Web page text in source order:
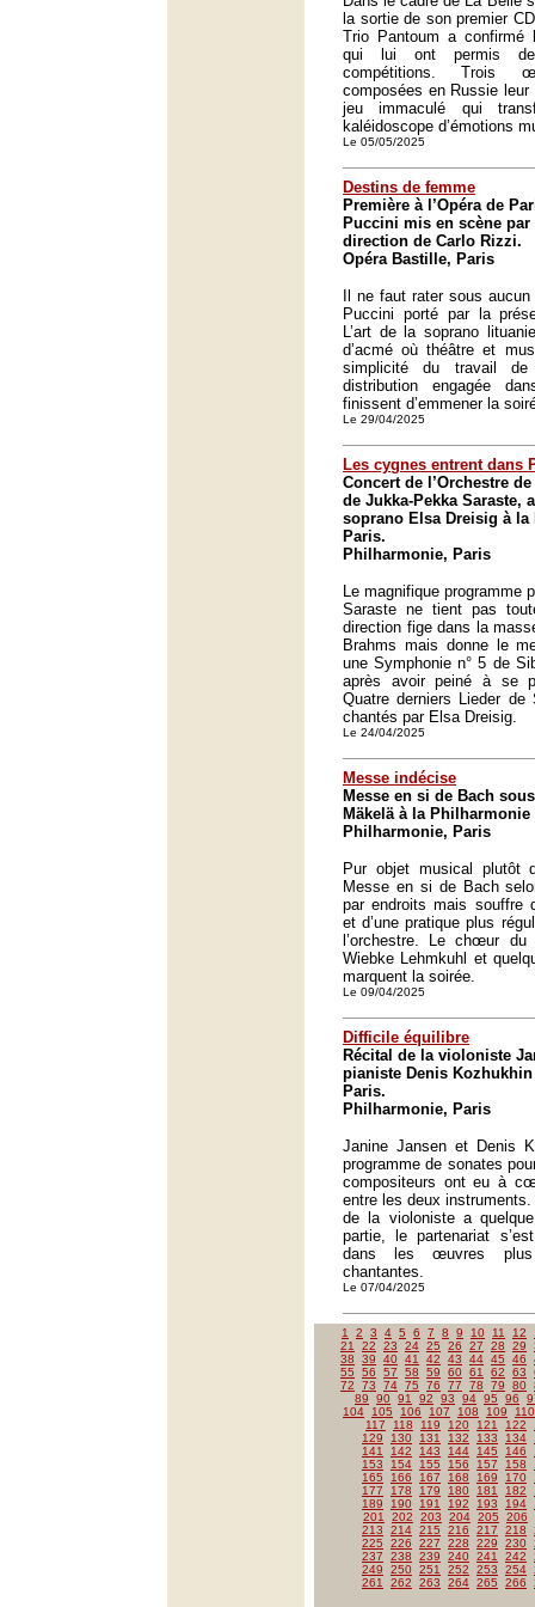
la sortie de son premier
Trio Pantoum a confirmé
qui lui ont permis de
compétitions. Trois
composées en Russie leur
jeu immaculé qui
kaléidoscope d’émotions
Le 05/05/2025
Destins de femme
Première à l’Opéra de
Puccini mis en scène
direction de Carlo Rizzi.
Opéra Bastille, Paris
Il ne faut rater sous
Puccini porté par la
L’art de la soprano
d’acmé où théâtre et
simplicité du travail
distribution engagée
finissent d’emmener la
Le 29/04/2025
Les cygnes entrent dans
Concert de l’Orchestre
de Jukka-Pekka Saraste,
soprano Elsa Dreisig à
Paris.
Philharmonie, Paris
Le magnifique programme
Saraste ne tient pas
direction fige dans la
Brahms mais donne le
une Symphonie n° 5 de
après avoir peiné à se
Quatre derniers Lieder de
chantés par Elsa Dreisig.
Le 24/04/2025
Messe indécise
Messe en si de Bach
Mäkelä à la Philharmonie
Philharmonie, Paris
Pur objet musical plutôt
Messe en si de Bach
par endroits mais souffre
et d’une pratique plus
l’orchestre. Le chœur du
Wiebke Lehmkuhl et
marquent la soirée.
Le 09/04/2025
Difficile équilibre
Récital de la violoniste
pianiste Denis
Paris.
Philharmonie, Paris
Janine Jansen et Denis
programme de sonates
compositeurs ont eu à
entre les deux
de la violoniste a
partie, le partenariat
dans les œuvres plus
chantantes.
Le 07/04/2025
1 2 3 4 5 6 7 8 9 10 11 12
21
22 23 24 25 26 27 28 29
38
39 40 41 42 43 44 45 46
55
56 57 58 59 60 61 62 63
72
73 74 75 76 77 78 79 80
89
90 91 92 93 94 95 96
104
105 106 107 108 109
110
117
118 119 120 121 122
129
130 131 132 133 134
141
142 143 144 145 146
153
154 155 156 157 158
165
166 167 168 169 170
177
178 179 180 181 182
189
190 191 192 193 194
201
202 203 204 205
206
213
214 215 216 217 218
225
226 227 228 229 230
237
238 239 240 241 242
249
250 251 252 253 254
261
262 263 264 265 266